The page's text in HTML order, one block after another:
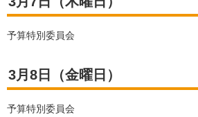
予算特別委員会
3月8日（金曜日）
予算特別委員会